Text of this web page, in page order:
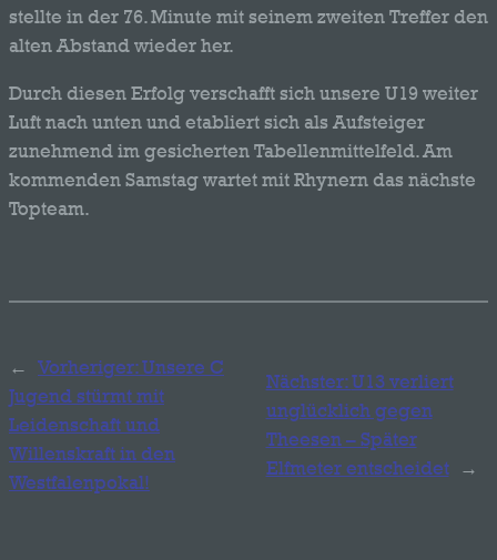
stellte in der 76. Minute mit seinem zweiten Treffer den
alten Abstand wieder her.
Durch diesen Erfolg verschafft sich unsere U19 weiter
Luft nach unten und etabliert sich als Aufsteiger
zunehmend im gesicherten Tabellenmittelfeld. Am
kommenden Samstag wartet mit Rhynern das nächste
Topteam.
← Vorheriger:Unsere C
Jugend stürmt mit
Leidenschaft und
Willenskraft in den
Westfalenpokal!
Nächster:U13 verliert
unglücklich gegen
Theesen – Später
Elfmeter entscheidet
→